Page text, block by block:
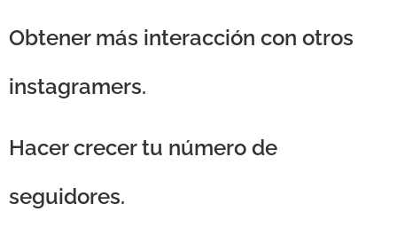
Obtener más interacción con otros
instagramers.
Hacer crecer tu número de
seguidores.